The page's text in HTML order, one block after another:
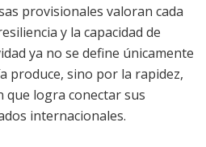
provisionales valoran cada
y la capacidad de
ya no se define únicamente
produce, sino por la rapidez,
que logra conectar sus
internacionales.